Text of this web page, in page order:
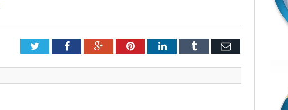
TwitterFacebookGoogle+PinterestLinkedInTumblr Email